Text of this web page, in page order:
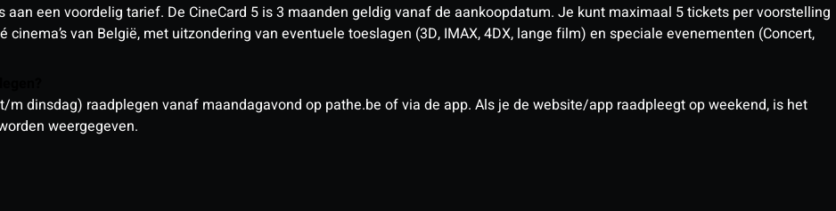
een voordelig tarief. De CineCard 5 is 3 maanden geldig vanaf de aankoopdatum. Je kunt maximaal 5 tickets per voorstelling
van België, met uitzondering van eventuele toeslagen (3D, IMAX, 4DX, lange film) en speciale evenementen (Concert,
dinsdag) raadplegen vanaf maandagavond op pathe.be of via de app. Als je de website/app raadpleegt op weekend, is het
weergegeven.